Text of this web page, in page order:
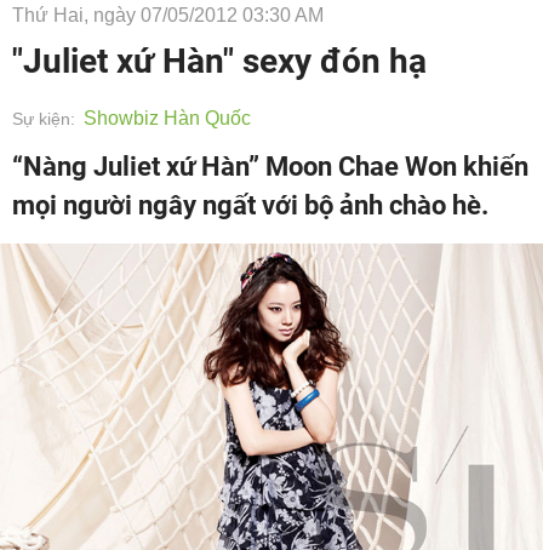
Thứ Hai, ngày 07/05/2012 03:30 AM
"Juliet xứ Hàn" sexy đón hạ
Sự kiện: Showbiz Hàn Quốc
“Nàng Juliet xứ Hàn” Moon Chae Won khiến
mọi người ngây ngất với bộ ảnh chào hè.